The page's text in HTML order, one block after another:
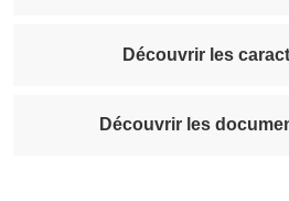
Découvrir les
Découvrir les